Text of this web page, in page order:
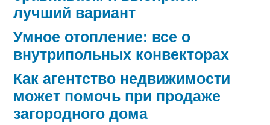
лучший вариант
Умное отопление: все о
внутрипольных конвекторах
Как агентство недвижимости
может помочь при продаже
загородного дома